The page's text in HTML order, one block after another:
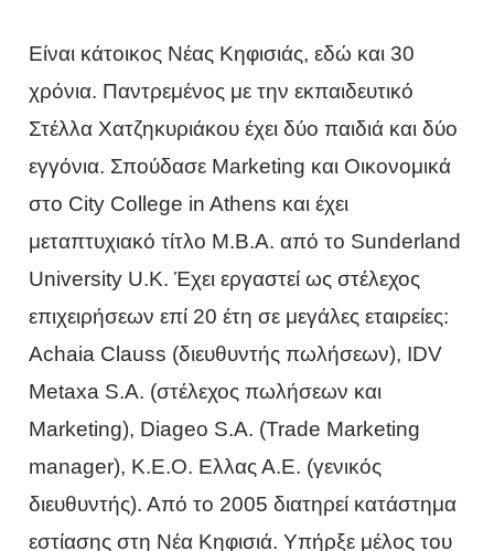
Είναι κάτοικος Νέας Κηφισιάς, εδώ και 30
χρόνια. Παντρεμένος με την εκπαιδευτικό
Στέλλα Χατζηκυριάκου έχει δύο παιδιά και δύο
εγγόνια. Σπούδασε Marketing και Οικονομικά
στο City College in Athens και έχει
μεταπτυχιακό τίτλο M.B.A. από το Sunderland
University U.K. Έχει εργαστεί ως στέλεχος
επιχειρήσεων επί 20 έτη σε μεγάλες εταιρείες:
Achaia Clauss (διευθυντής πωλήσεων), ΙDV
Metaxa S.A. (στέλεχος πωλήσεων και
Marketing), Diageo S.A. (Trade Marketing
manager), Κ.Ε.Ο. Ελλας Α.Ε. (γενικός
διευθυντής). Από το 2005 διατηρεί κατάστημα
εστίασης στη Νέα Κηφισιά. Υπήρξε μέλος του